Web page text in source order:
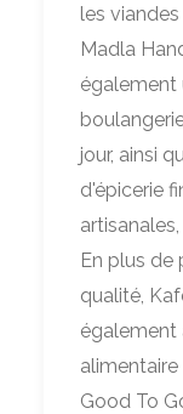
les
Madla
également
jour, ainsi
d'épicerie
En plus de
qualité,
également
Good To